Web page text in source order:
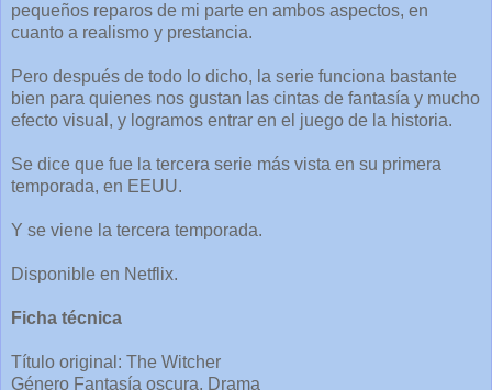
pequeños reparos de mi parte en ambos aspectos, en
cuanto a realismo y prestancia.
Pero después de todo lo dicho, la serie funciona bastante
bien para quienes nos gustan las cintas de fantasía y mucho
efecto visual, y logramos entrar en el juego de la historia.
Se dice que fue la tercera serie más vista en su primera
temporada, en EEUU.
Y se viene la tercera temporada.
Disponible en Netflix.
Ficha técnica
Título original: The Witcher
Género Fantasía oscura, Drama